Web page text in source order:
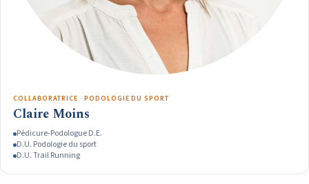
COLLABORATRICE · PODOLOGIE DU SPORT
Claire Moins
Pédicure-Podologue D.E.
D.U. Podologie du sport
D.U. Trail Running